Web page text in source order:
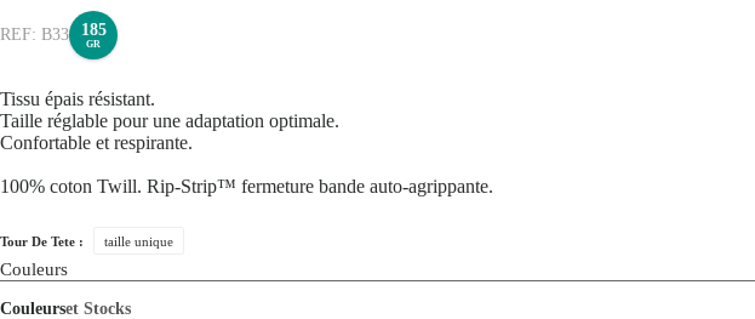
B33 185
GR
Tissu épais résistant.
Taille réglable pour une adaptation optimale.
Confortable et respirante.
100% coton Twill. Rip-Strip™ fermeture bande auto-agrippante.
Tour De Tete : taille unique
Couleurs
Couleurset Stocks